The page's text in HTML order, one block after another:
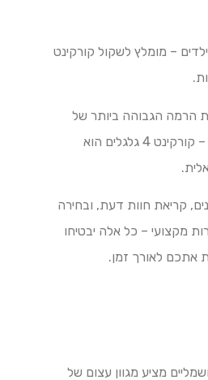
– מומלץ לשקול קורקינט
הרמה הגבוהה ביותר של
נוחות ובטיחות – קורקינט 4 גלגלים הוא
קריאת חוות דעת, ובחירה
מקצועי – כל אלה יבטיחו
לאורך זמן.
מציע מגוון עצום של